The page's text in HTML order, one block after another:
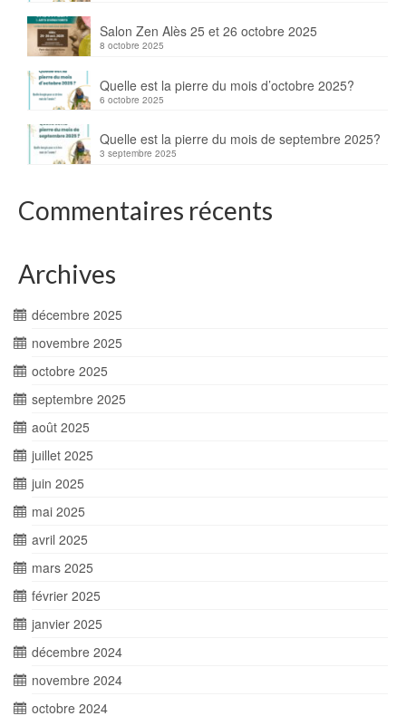
Salon Zen Alès 25 et 26 octobre 2025
8 octobre 2025
Quelle est la pierre du mois d’octobre 2025?
6 octobre 2025
Quelle est la pierre du mois de septembre 2025?
3 septembre 2025
Commentaires récents
Archives
décembre 2025
novembre 2025
octobre 2025
septembre 2025
août 2025
juillet 2025
juin 2025
mai 2025
avril 2025
mars 2025
février 2025
janvier 2025
décembre 2024
novembre 2024
octobre 2024